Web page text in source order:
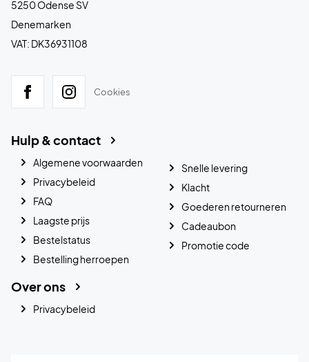
5250 Odense SV
Denemarken
VAT: DK36931108
Cookies
Hulp & contact
Algemene voorwaarden
Privacybeleid
FAQ
Laagste prijs
Bestelstatus
Bestelling herroepen
Snelle levering
Klacht
Goederen retourneren
Cadeaubon
Promotie code
Over ons
Privacybeleid